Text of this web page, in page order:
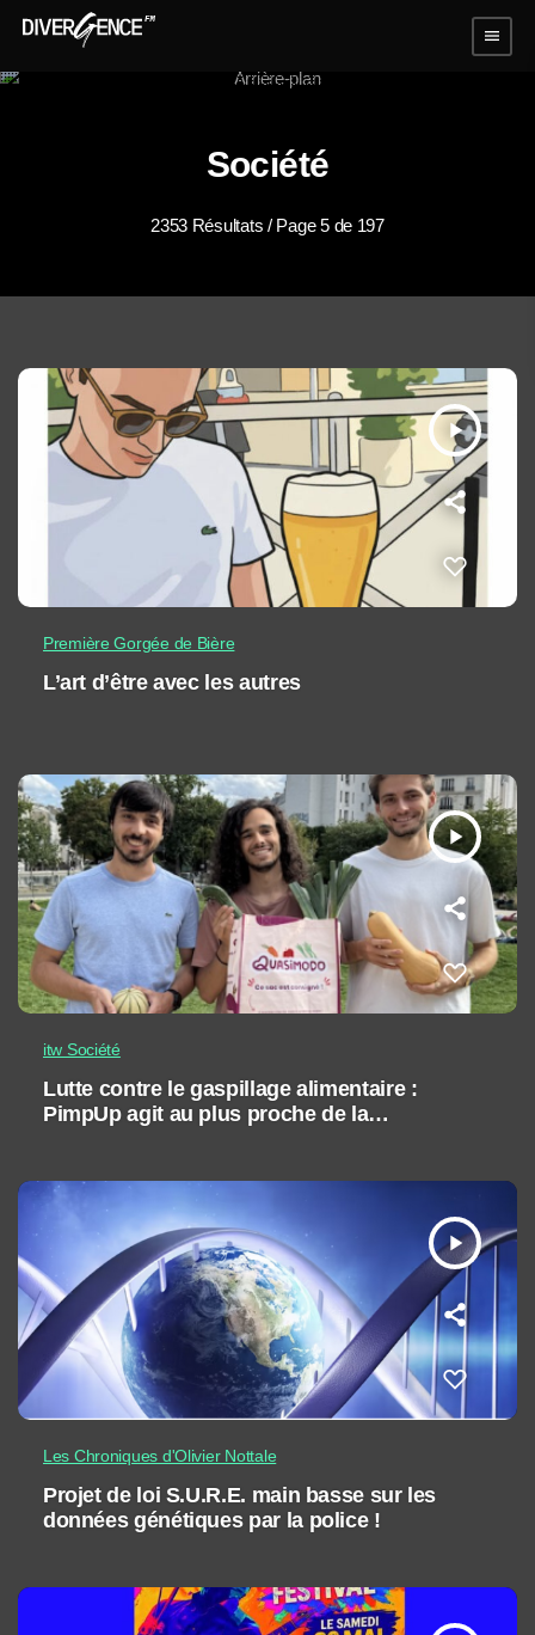
menu
Société
2353 Résultats / Page 5 de 197
play_arrow
Première Gorgée de Bière
L’art d’être avec les autres
play_arrow
itw Société
Lutte contre le gaspillage alimentaire :
PimpUp agit au plus proche de la
play_arrow
Les Chroniques d'Olivier Nottale
Projet de loi S.U.R.E. main basse sur les
données génétiques par la police !